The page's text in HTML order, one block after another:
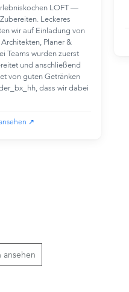
LOFT —
Leckeres
wir auf Einladung von
Planer &
Teams wurden zuerst
und anschließend
von guten Getränken
dass wir dabei
↗
ansehen